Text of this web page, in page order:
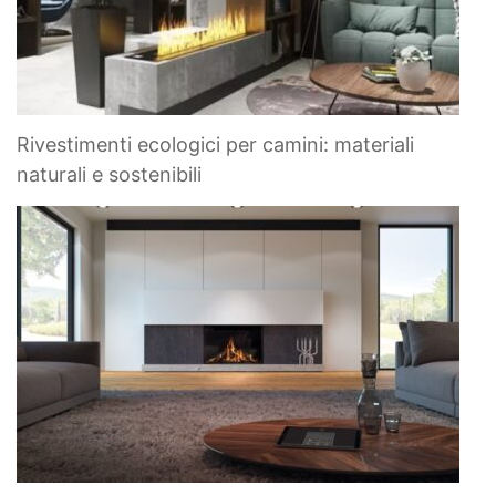
Rivestimenti ecologici per camini: materiali
naturali e sostenibili